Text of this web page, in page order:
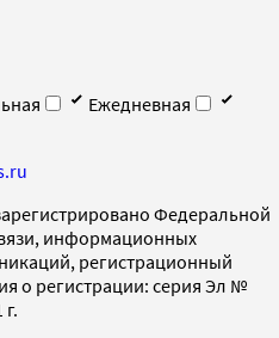
Ежедневная
Федеральной
информационных
регистрационный
о регистрации: серия Эл №